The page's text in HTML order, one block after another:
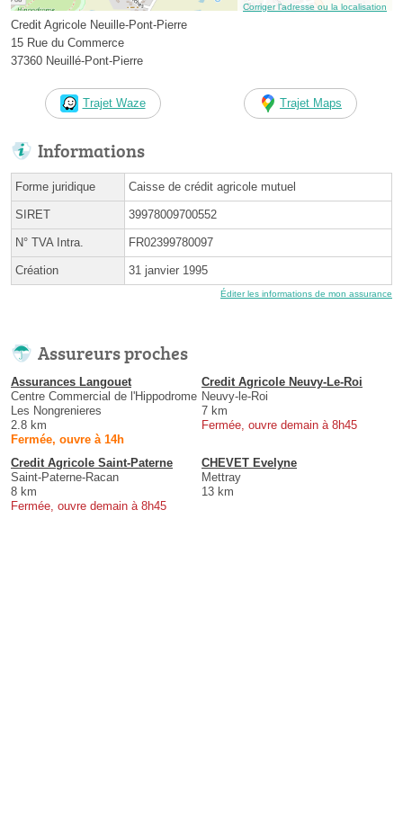
Corriger l’adresse ou la localisation
Credit Agricole Neuille-Pont-Pierre
15 Rue du Commerce
37360 Neuillé-Pont-Pierre
Trajet Waze Trajet Maps
Informations
Forme juridique Caisse de crédit agricole mutuel
SIRET 39978009700552
N° TVA Intra. FR02399780097
Création 31 janvier 1995
Éditer les informations de mon assurance
Assureurs proches
Assurances Langouet
Centre Commercial de l'Hippodrome
Les Nongrenieres
2.8 km
Fermée, ouvre à 14h
Credit Agricole Neuvy-Le-Roi
Neuvy-le-Roi
7 km
Fermée, ouvre demain à 8h45
Credit Agricole Saint-Paterne
Saint-Paterne-Racan
8 km
Fermée, ouvre demain à 8h45
CHEVET Evelyne
Mettray
13 km